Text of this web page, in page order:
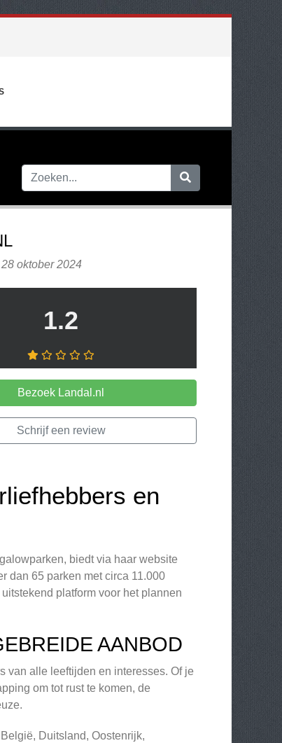
oktober 2024
1.2
Bezoek Landal.nl
Schrijf een review
en
biedt via haar website
dan 65 parken met circa 11.000
platform voor het plannen
AANBOD
van alle leeftijden en interesses. Of je
om tot rust te komen, de
Duitsland, Oostenrijk,